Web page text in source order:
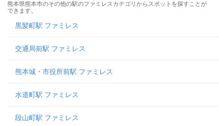
熊本県熊本市のその他の駅のファミレスカテゴリからスポットを探すことが
できます。
黒髪町駅 ファミレス
交通局前駅 ファミレス
熊本城・市役所前駅 ファミレス
水道町駅 ファミレス
段山町駅 ファミレス